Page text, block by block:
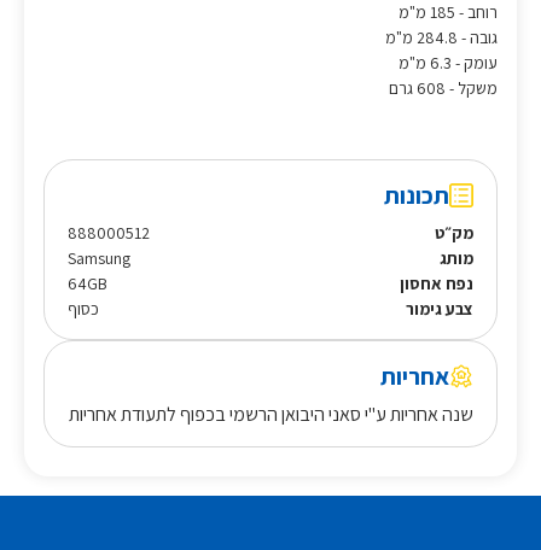
רוחב - 185 מ"מ
גובה - 284.8 מ"מ
עומק - 6.3 מ"מ
משקל - 608 גרם
תכונות
מק״ט
888000512
מותג
Samsung
נפח אחסון
64GB
צבע גימור
כסוף
אחריות
שנה אחריות ע"י סאני היבואן הרשמי בכפוף לתעודת אחריות